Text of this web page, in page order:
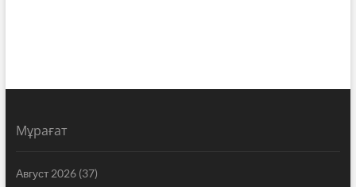
Мұрағат
Август 2026(37)